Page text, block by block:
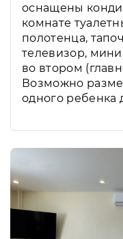
оснащены
комнате
полотенца,
телевизор,
во втором
Возможно
одного ребенка